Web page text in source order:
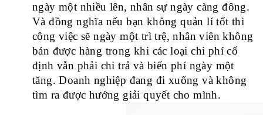
ngày một nhiều lên, nhân sự ngày càng đông.
Và đồng nghĩa nếu bạn không quản lí tốt thì
công việc sẽ ngày một trì trệ, nhân viên không
bán được hàng trong khi các loại chi phí cố
định vẫn phải chi trả và biến phí ngày một
tăng. Doanh nghiệp đang đi xuống và không
tìm ra được hướng giải quyết cho mình.